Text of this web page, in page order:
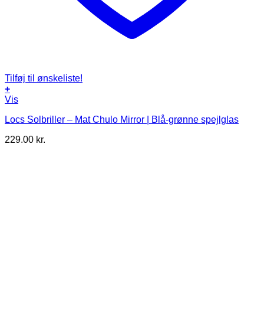
Tilføj til ønskeliste!
+
Vis
Locs Solbriller – Mat Chulo Mirror | Blå-grønne spejlglas
229.00 kr.